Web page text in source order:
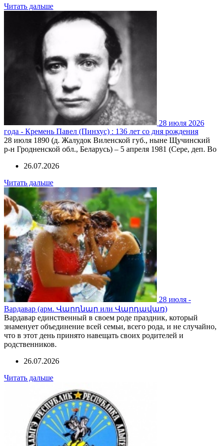
Читать дальше
28 июля 2026
года - Кремень Павел (Пинхус) : 136 лет со дня рождения
28 июля 1890 (д. Жалудок Виленской губ., ныне Щучинский
р-н Гродненской обл., Беларусь) – 5 апреля 1981 (Сере, деп. Во
26.07.2026
Читать дальше
28 июля -
Вардавар (арм. Վարդնար или Վարդավառ)
Вардавар единственный в своем роде праздник, который
знаменует объединение всей семьи, всего рода, и не случайно,
что в этот день принято навещать своих родителей и
родственников.
26.07.2026
Читать дальше